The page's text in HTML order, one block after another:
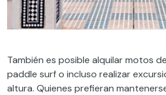
También es posible alquilar motos
paddle surf o incluso realizar
altura. Quienes prefieran